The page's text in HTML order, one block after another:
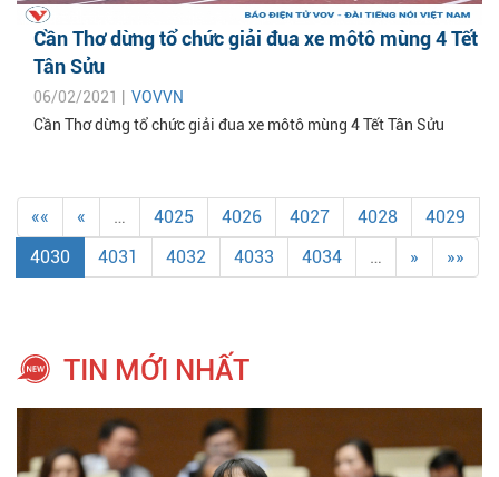
Cần Thơ dừng tổ chức giải đua xe môtô mùng 4 Tết
Tân Sửu
06/02/2021 | VOVVN
Cần Thơ dừng tổ chức giải đua xe môtô mùng 4 Tết Tân Sửu
«« « … 4025 4026 4027 4028
4029
4030
4031 4032 4033 4034 … » »»
TIN MỚI NHẤT